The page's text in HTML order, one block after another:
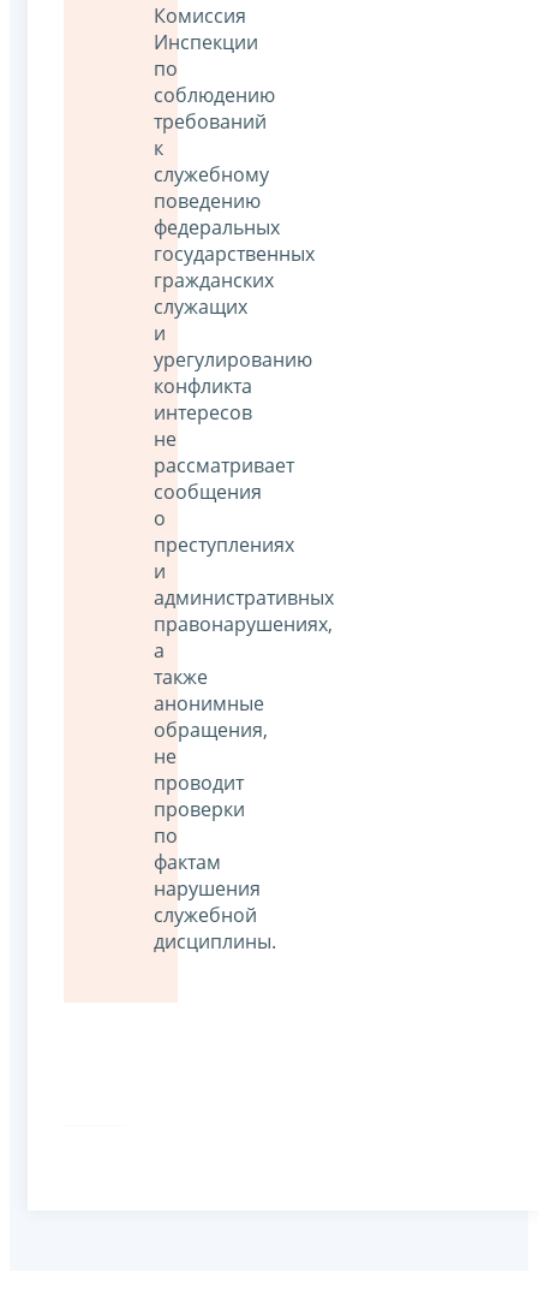
Комиссия
Инспекции
по
соблюдению
требований
к
служебному
поведению
федеральных
государственных
гражданских
служащих
и
урегулированию
конфликта
интересов
не
рассматривает
сообщения
о
преступлениях
и
административных
правонарушениях,
а
также
анонимные
обращения,
не
проводит
проверки
по
фактам
нарушения
служебной
дисциплины.